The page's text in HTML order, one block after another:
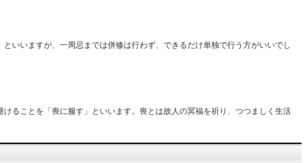
いいますが、一周忌までは併修は行わず、できるだけ単独で行う方がいいでし
ることを「喪に服す」といいます。喪とは故人の冥福を祈り、つつましく生活